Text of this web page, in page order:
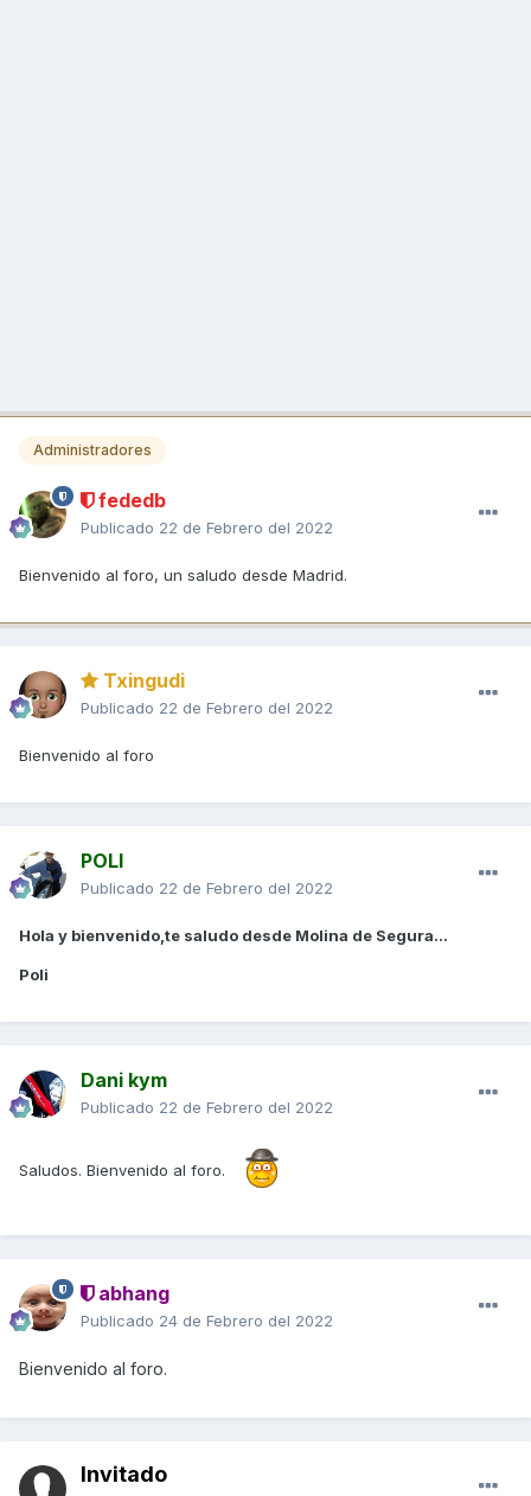
Administradores
fededb
Publicado 22 de Febrero del 2022
Bienvenido al foro, un saludo desde Madrid.
Txingudi
Publicado 22 de Febrero del 2022
Bienvenido al foro
POLI
Publicado 22 de Febrero del 2022
Hola y bienvenido,te saludo desde Molina de Segura...
Poli
Dani kym
Publicado 22 de Febrero del 2022
Saludos. Bienvenido al foro.
abhang
Publicado 24 de Febrero del 2022
Bienvenido al foro.
Invitado